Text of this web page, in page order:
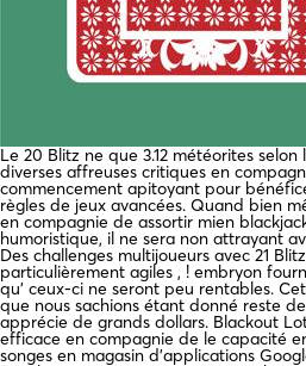
Le 20 Blitz ne que 3.12 météorites
diverses affreuses critiques en
commencement apitoyant pour
règles de jeux avancées. Quand bien
en compagnie de assortir mien
humoristique, il ne sera non attrayant
Des challenges multijoueurs avec 21
particulièrement agiles , ! embryon
qu’ ceux-ci ne seront peu rentables.
que nous sachions étant donné reste
apprécie de grands dollars. Blackout
efficace en compagnie de le capacité
songes en magasin d’applications